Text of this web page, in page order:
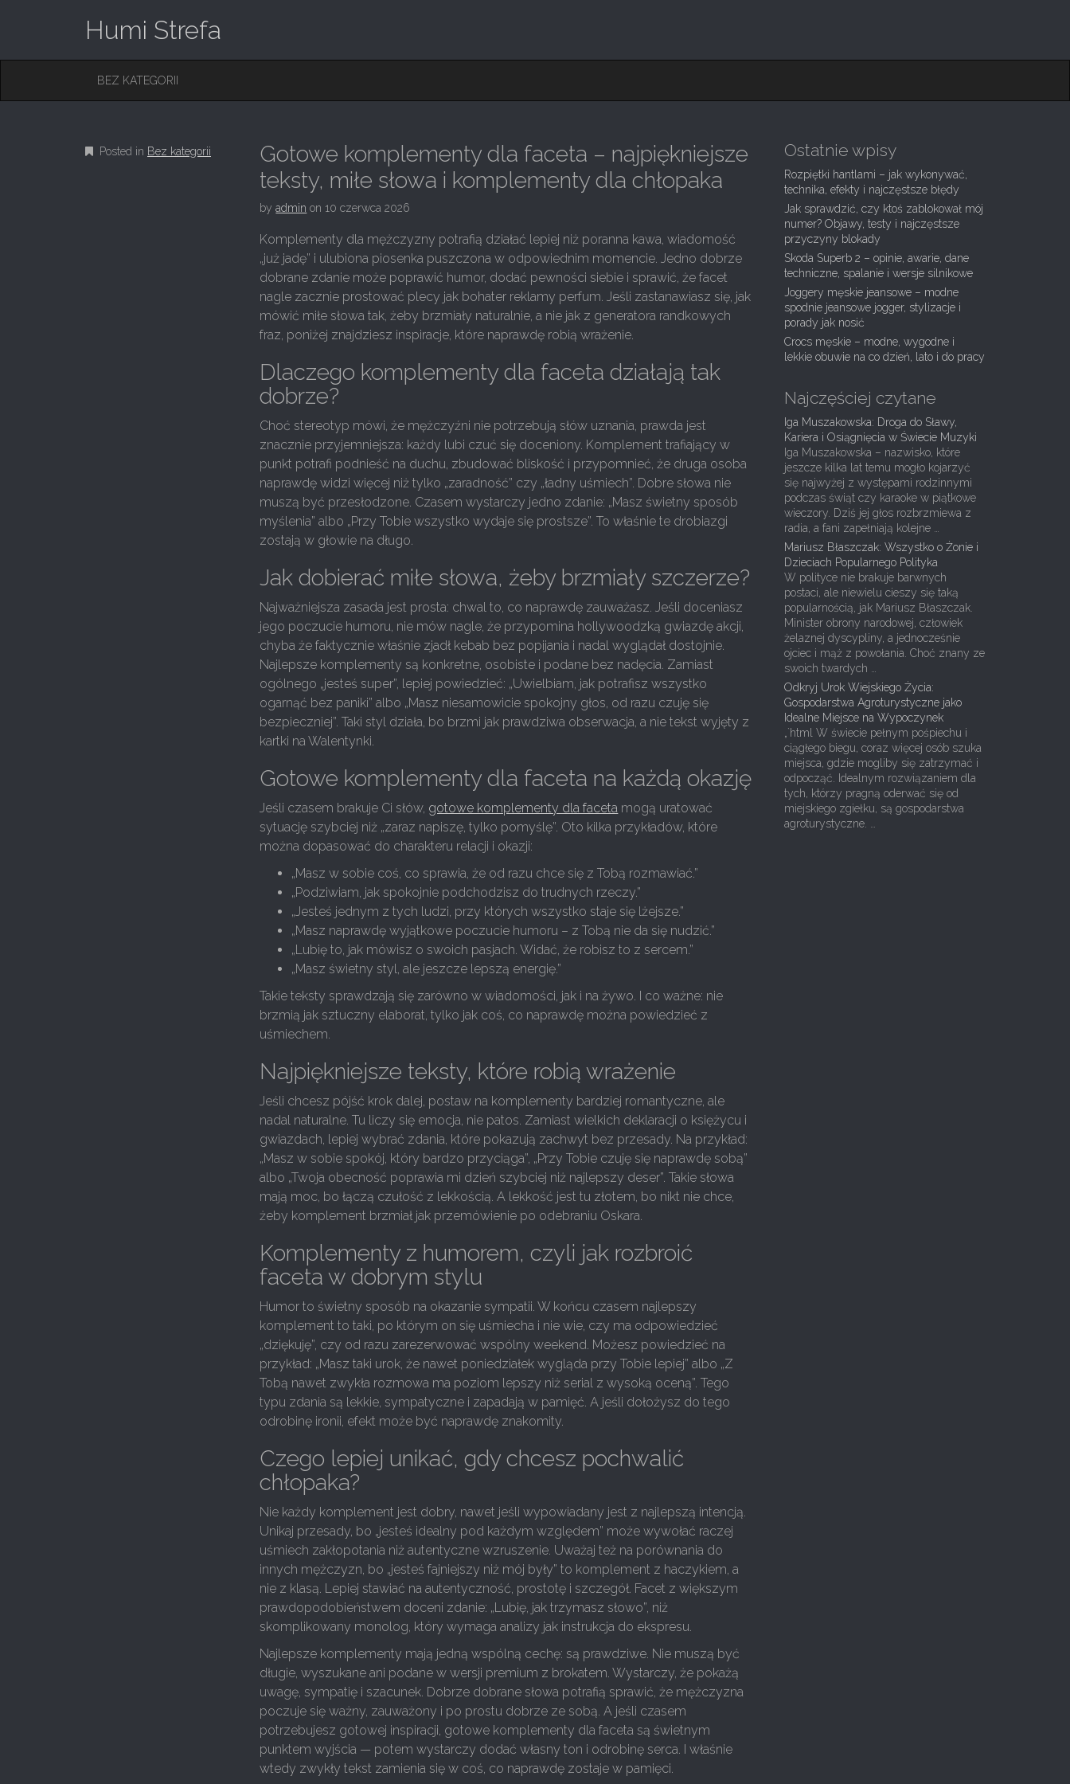
Humi Strefa
M
M
C
BEZ KATEGORII
Posted in Bez kategorii
Gotowe komplementy dla faceta – najpiękniejsze
teksty, miłe słowa i komplementy dla chłopaka
byadmin on 10 czerwca 2026
Komplementy dla mężczyzny potrafią działać lepiej niż poranna kawa, wiadomość
„już jadę” i ulubiona piosenka puszczona w odpowiednim momencie. Jedno dobrze
dobrane zdanie może poprawić humor, dodać pewności siebie i sprawić, że facet
nagle zacznie prostować plecy jak bohater reklamy perfum. Jeśli zastanawiasz się, jak
mówić miłe słowa tak, żeby brzmiały naturalnie, a nie jak z generatora randkowych
fraz, poniżej znajdziesz inspiracje, które naprawdę robią wrażenie.
Dlaczego komplementy dla faceta działają tak
dobrze?
Choć stereotyp mówi, że mężczyźni nie potrzebują słów uznania, prawda jest
znacznie przyjemniejsza: każdy lubi czuć się doceniony. Komplement trafiający w
punkt potrafi podnieść na duchu, zbudować bliskość i przypomnieć, że druga osoba
naprawdę widzi więcej niż tylko „zaradność” czy „ładny uśmiech”. Dobre słowa nie
muszą być przesłodzone. Czasem wystarczy jedno zdanie: „Masz świetny sposób
myślenia” albo „Przy Tobie wszystko wydaje się prostsze”. To właśnie te drobiazgi
zostają w głowie na długo.
Jak dobierać miłe słowa, żeby brzmiały szczerze?
Najważniejsza zasada jest prosta: chwal to, co naprawdę zauważasz. Jeśli doceniasz
jego poczucie humoru, nie mów nagle, że przypomina hollywoodzką gwiazdę akcji,
chyba że faktycznie właśnie zjadł kebab bez popijania i nadal wyglądał dostojnie.
Najlepsze komplementy są konkretne, osobiste i podane bez nadęcia. Zamiast
ogólnego „jesteś super”, lepiej powiedzieć: „Uwielbiam, jak potrafisz wszystko
ogarnąć bez paniki” albo „Masz niesamowicie spokojny głos, od razu czuję się
bezpieczniej”. Taki styl działa, bo brzmi jak prawdziwa obserwacja, a nie tekst wyjęty z
kartki na Walentynki.
Gotowe komplementy dla faceta na każdą okazję
Jeśli czasem brakuje Ci słów, gotowe komplementy dla faceta mogą uratować
sytuację szybciej niż „zaraz napiszę, tylko pomyślę”. Oto kilka przykładów, które
można dopasować do charakteru relacji i okazji:
„Masz w sobie coś, co sprawia, że od razu chce się z Tobą rozmawiać.”
„Podziwiam, jak spokojnie podchodzisz do trudnych rzeczy.”
„Jesteś jednym z tych ludzi, przy których wszystko staje się lżejsze.”
„Masz naprawdę wyjątkowe poczucie humoru – z Tobą nie da się nudzić.”
„Lubię to, jak mówisz o swoich pasjach. Widać, że robisz to z sercem.”
„Masz świetny styl, ale jeszcze lepszą energię.”
Takie teksty sprawdzają się zarówno w wiadomości, jak i na żywo. I co ważne: nie
brzmią jak sztuczny elaborat, tylko jak coś, co naprawdę można powiedzieć z
uśmiechem.
Najpiękniejsze teksty, które robią wrażenie
Jeśli chcesz pójść krok dalej, postaw na komplementy bardziej romantyczne, ale
nadal naturalne. Tu liczy się emocja, nie patos. Zamiast wielkich deklaracji o księżycu i
gwiazdach, lepiej wybrać zdania, które pokazują zachwyt bez przesady. Na przykład:
„Masz w sobie spokój, który bardzo przyciąga”, „Przy Tobie czuję się naprawdę sobą”
albo „Twoja obecność poprawia mi dzień szybciej niż najlepszy deser”. Takie słowa
mają moc, bo łączą czułość z lekkością. A lekkość jest tu złotem, bo nikt nie chce,
żeby komplement brzmiał jak przemówienie po odebraniu Oskara.
Komplementy z humorem, czyli jak rozbroić
faceta w dobrym stylu
Humor to świetny sposób na okazanie sympatii. W końcu czasem najlepszy
komplement to taki, po którym on się uśmiecha i nie wie, czy ma odpowiedzieć
„dziękuję”, czy od razu zarezerwować wspólny weekend. Możesz powiedzieć na
przykład: „Masz taki urok, że nawet poniedziałek wygląda przy Tobie lepiej” albo „Z
Tobą nawet zwykła rozmowa ma poziom lepszy niż serial z wysoką oceną”. Tego
typu zdania są lekkie, sympatyczne i zapadają w pamięć. A jeśli dołożysz do tego
odrobinę ironii, efekt może być naprawdę znakomity.
Czego lepiej unikać, gdy chcesz pochwalić
chłopaka?
Nie każdy komplement jest dobry, nawet jeśli wypowiadany jest z najlepszą intencją.
Unikaj przesady, bo „jesteś idealny pod każdym względem” może wywołać raczej
uśmiech zakłopotania niż autentyczne wzruszenie. Uważaj też na porównania do
innych mężczyzn, bo „jesteś fajniejszy niż mój były” to komplement z haczykiem, a
nie z klasą. Lepiej stawiać na autentyczność, prostotę i szczegół. Facet z większym
prawdopodobieństwem doceni zdanie: „Lubię, jak trzymasz słowo”, niż
skomplikowany monolog, który wymaga analizy jak instrukcja do ekspresu.
Najlepsze komplementy mają jedną wspólną cechę: są prawdziwe. Nie muszą być
długie, wyszukane ani podane w wersji premium z brokatem. Wystarczy, że pokażą
uwagę, sympatię i szacunek. Dobrze dobrane słowa potrafią sprawić, że mężczyzna
poczuje się ważny, zauważony i po prostu dobrze ze sobą. A jeśli czasem
potrzebujesz gotowej inspiracji, gotowe komplementy dla faceta są świetnym
punktem wyjścia — potem wystarczy dodać własny ton i odrobinę serca. I właśnie
wtedy zwykły tekst zamienia się w coś, co naprawdę zostaje w pamięci.
Ostatnie wpisy
Rozpiętki hantlami – jak wykonywać,
technika, efekty i najczęstsze błędy
Jak sprawdzić, czy ktoś zablokował mój
numer? Objawy, testy i najczęstsze
przyczyny blokady
Skoda Superb 2 – opinie, awarie, dane
techniczne, spalanie i wersje silnikowe
Joggery męskie jeansowe – modne
spodnie jeansowe jogger, stylizacje i
porady jak nosić
Crocs męskie – modne, wygodne i
lekkie obuwie na co dzień, lato i do pracy
Najczęściej czytane
Iga Muszakowska: Droga do Sławy,
Kariera i Osiągnięcia w Świecie Muzyki
Iga Muszakowska – nazwisko, które
jeszcze kilka lat temu mogło kojarzyć
się najwyżej z występami rodzinnymi
podczas świąt czy karaoke w piątkowe
wieczory. Dziś jej głos rozbrzmiewa z
radia, a fani zapełniają kolejne …
Mariusz Błaszczak: Wszystko o Żonie i
Dzieciach Popularnego Polityka
W polityce nie brakuje barwnych
postaci, ale niewielu cieszy się taką
popularnością, jak Mariusz Błaszczak.
Minister obrony narodowej, człowiek
żelaznej dyscypliny, a jednocześnie
ojciec i mąż z powołania. Choć znany ze
swoich twardych …
Odkryj Urok Wiejskiego Życia:
Gospodarstwa Agroturystyczne jako
Idealne Miejsce na Wypoczynek
„`html W świecie pełnym pośpiechu i
ciągłego biegu, coraz więcej osób szuka
miejsca, gdzie mogliby się zatrzymać i
odpocząć. Idealnym rozwiązaniem dla
tych, którzy pragną oderwać się od
miejskiego zgiełku, są gospodarstwa
agroturystyczne. …